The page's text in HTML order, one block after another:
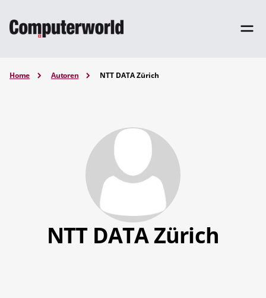
Home Autoren NTT DATA Zürich
NTT DATA Zürich